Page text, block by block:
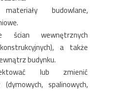
budowlane,
ścian wewnętrznych
a także
budynku.
lub zmienić
spalinowych,